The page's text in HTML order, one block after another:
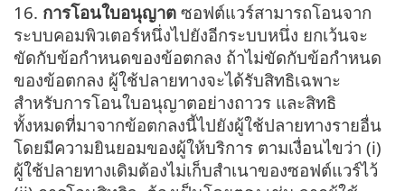
16. การโอนใบอนุญาต ซอฟต์แวร์สามารถโอนจาก
ระบบคอมพิวเตอร์หนึ่งไปยังอีกระบบหนึ่ง ยกเว้นจะ
ขัดกับข้อกำหนดของข้อตกลง ถ้าไม่ขัดกับข้อกำหนด
ของข้อตกลง ผู้ใช้ปลายทางจะได้รับสิทธิเฉพาะ
สำหรับการโอนใบอนุญาตอย่างถาวร และสิทธิ
ทั้งหมดที่มาจากข้อตกลงนี้ไปยังผู้ใช้ปลายทางรายอื่น
โดยมีความยินยอมของผู้ให้บริการ ตามเงื่อนไขว่า (i)
ผู้ใช้ปลายทางเดิมต้องไม่เก็บสำเนาของซอฟต์แวร์ไว้